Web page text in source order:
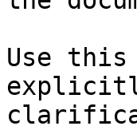
Use this